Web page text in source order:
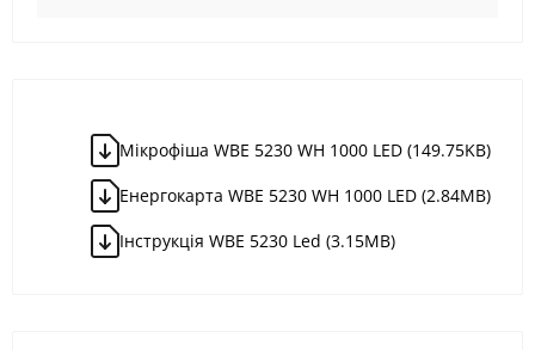
Мікрофіша WBE 5230 WH 1000 LED (149.75KB)
Енергокарта WBE 5230 WH 1000 LED (2.84MB)
Інструкція WBE 5230 Led (3.15MB)